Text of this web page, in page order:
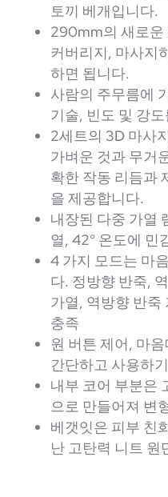
토끼 베개입니다.
290mm의 새로운
커버리지, 마사지
하면 됩니다.
사람의 주무름에
기술, 빈도 및 강
2세트의 3D 마사
가벼운 것과 무거
확한 작동 리듬과
을 제공합니다.
내장된 다중 가열
열, 42° 온도에 민
4 가지 모드는 마
다. 정방향 반죽,
가열, 역방향 반죽
충족
원 버튼 제어, 마
간단하고 사용하
내부 코어 부분은
으로 만들어져 변
베갯잇은 피부 친
난 고탄력 니트 원